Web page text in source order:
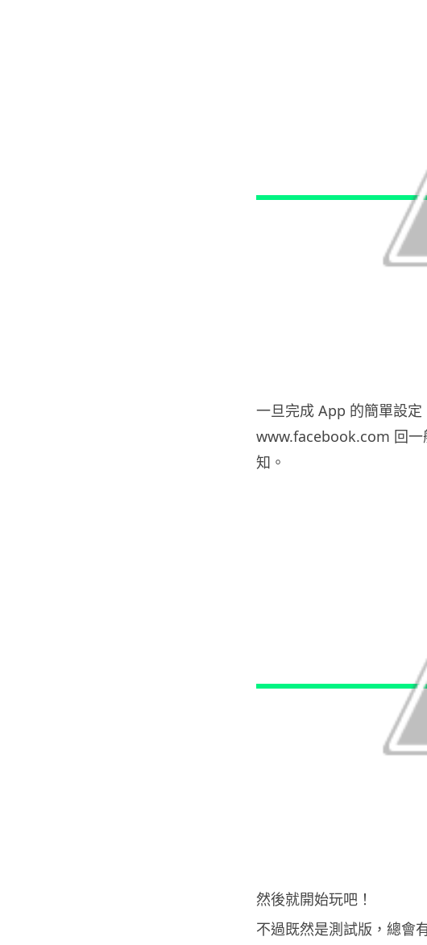
一旦完成 App 的簡單設
www.facebook.com 回一
知。
然後就開始玩吧！
不過既然是測試版，總會